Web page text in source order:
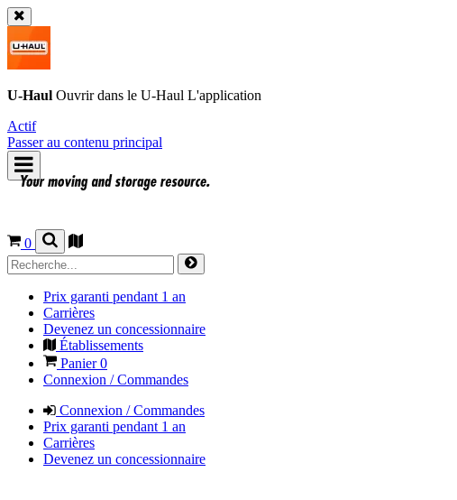
U-Haul Ouvrir dans le U-Haul L'application
Actif
Passer au contenu principal
0
Prix garanti pendant 1 an
Carrières
Devenez un concessionnaire
Établissements
Panier0
Connexion / Commandes
Connexion / Commandes
Prix garanti pendant 1 an
Carrières
Devenez un concessionnaire